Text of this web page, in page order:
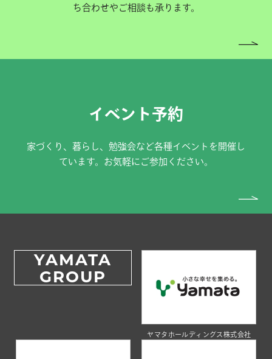
ち合わせやご相談も承ります。
イベント予約
家づくり、暮らし、勉強会など各種イベントを開催し
ています。お気軽にご参加ください。
YAMATA
GROUP
ヤマタホールディングス株式会社